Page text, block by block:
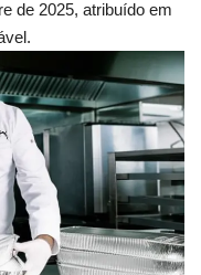
de 2025, atribuído em